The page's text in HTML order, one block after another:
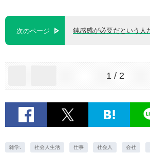
次のページ 鈍感感が必要だという人
1 / 2
雑学. 社会人生活 仕事 社会人 会社